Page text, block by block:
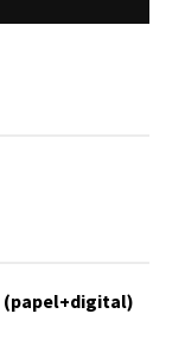
(papel+digital)